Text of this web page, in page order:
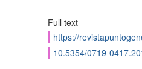
Full text
https://
10.5354/0719-